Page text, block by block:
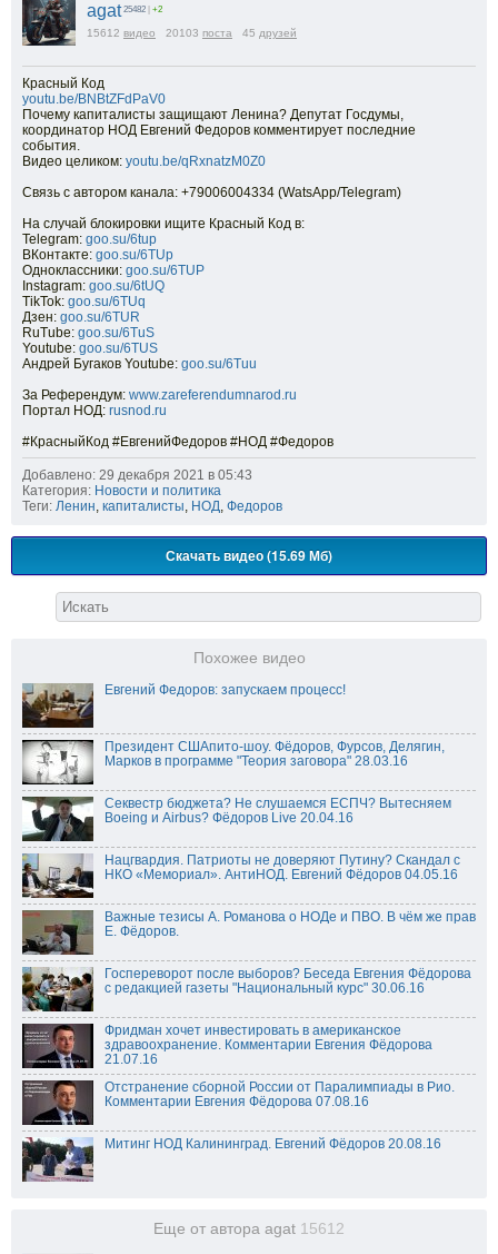
agat 25482 +2
15612 видео 20103 поста 45 друзей
Красный Код
youtu.be/BNBtZFdPaV0
Почему капиталисты защищают Ленина? Депутат Госдумы,
координатор НОД Евгений Федоров комментирует последние
события.
Видео целиком: youtu.be/qRxnatzM0Z0
Связь с автором канала: +79006004334 (WatsApp/Telegram)
На случай блокировки ищите Красный Код в:
Telegram: goo.su/6tup
ВКонтакте: goo.su/6TUp
Одноклассники: goo.su/6TUP
Instagram: goo.su/6tUQ
TikTok: goo.su/6TUq
Дзен: goo.su/6TUR
RuTube: goo.su/6TuS
Youtube: goo.su/6TUS
Андрей Бугаков Youtube: goo.su/6Tuu
За Референдум: www.zareferendumnarod.ru
Портал НОД: rusnod.ru
#КрасныйКод #ЕвгенийФедоров #НОД #Федоров
Добавлено: 29 декабря 2021 в 05:43
Категория: Новости и политика
Теги: Ленин, капиталисты, НОД, Федоров
Скачать видео (15.69 Мб)
Похожее видео
Евгений Федоров: запускаем процесс!
Президент СШАпито-шоу. Фёдоров, Фурсов, Делягин,
Марков в программе "Теория заговора" 28.03.16
Секвестр бюджета? Не слушаемся ЕСПЧ? Вытесняем
Boeing и Airbus? Фёдоров Live 20.04.16
Нацгвардия. Патриоты не доверяют Путину? Скандал с
НКО «Мемориал». АнтиНОД. Евгений Фёдоров 04.05.16
Важные тезисы А. Романова о НОДе и ПВО. В чём же прав
Е. Фёдоров.
Госпереворот после выборов? Беседа Евгения Фёдорова
с редакцией газеты "Национальный курс" 30.06.16
Фридман хочет инвестировать в американское
здравоохранение. Комментарии Евгения Фёдорова
21.07.16
Отстранение сборной России от Паралимпиады в Рио.
Комментарии Евгения Фёдорова 07.08.16
Митинг НОД Калининград. Евгений Фёдоров 20.08.16
Еще от автора agat 15612